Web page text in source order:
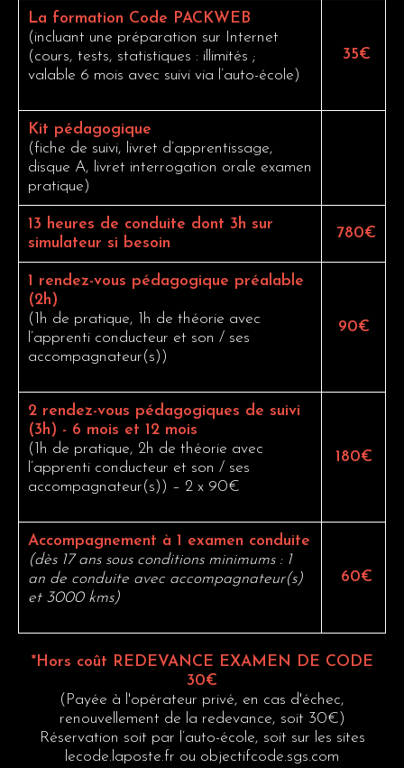
La formation Code PACKWEB
(incluant une préparation sur Internet
(cours, tests, statistiques : illimités ;
valable 6 mois avec suivi via l’auto-école)
35€
Kit pédagogique
(fiche de suivi, livret d’apprentissage,
disque A, livret interrogation orale examen
pratique)
13 heures de conduite dont 3h sur
simulateur si besoin
780€
1 rendez-vous pédagogique préalable
(2h)
(1h de pratique, 1h de théorie avec
l’apprenti conducteur et son / ses
accompagnateur(s))
90€
2 rendez-vous pédagogiques de suivi
(3h) - 6 mois et 12 mois
(1h de pratique, 2h de théorie avec
l’apprenti conducteur et son / ses
accompagnateur(s)) – 2 x 90€
180€
Accompagnement à 1 examen conduite
(dès 17 ans sous conditions minimums : 1
an de conduite avec accompagnateur(s)
et 3000 kms)
60€
*Hors coût REDEVANCE EXAMEN DE CODE
30€
(Payée à l'opérateur privé, en cas d'échec,
renouvellement de la redevance, soit 30€)
Réservation soit par l’auto-école, soit sur les sites
lecode.laposte.fr ou objectifcode.sgs.com